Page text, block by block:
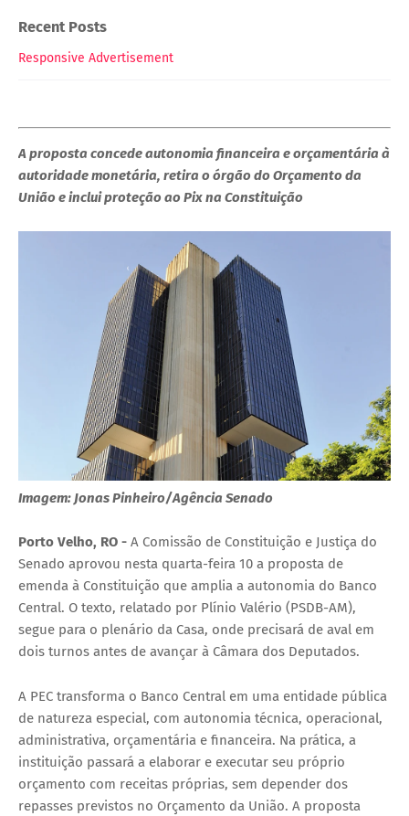
Recent Posts
Responsive Advertisement
A proposta concede autonomia financeira e orçamentária à
autoridade monetária, retira o órgão do Orçamento da
União e inclui proteção ao Pix na Constituição
Imagem: Jonas Pinheiro/Agência Senado
Porto Velho, RO - A Comissão de Constituição e Justiça do
Senado aprovou nesta quarta-feira 10 a proposta de
emenda à Constituição que amplia a autonomia do Banco
Central. O texto, relatado por Plínio Valério (PSDB-AM),
segue para o plenário da Casa, onde precisará de aval em
dois turnos antes de avançar à Câmara dos Deputados.
A PEC transforma o Banco Central em uma entidade pública
de natureza especial, com autonomia técnica, operacional,
administrativa, orçamentária e financeira. Na prática, a
instituição passará a elaborar e executar seu próprio
orçamento com receitas próprias, sem depender dos
repasses previstos no Orçamento da União. A proposta